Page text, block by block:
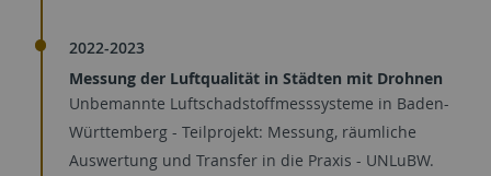
2022-2023
Messung der Luftqualität in Städten mit Drohnen
Unbemannte Luftschadstoffmesssysteme in Baden-
Württemberg - Teilprojekt: Messung, räumliche
Auswertung und Transfer in die Praxis - UNLuBW.